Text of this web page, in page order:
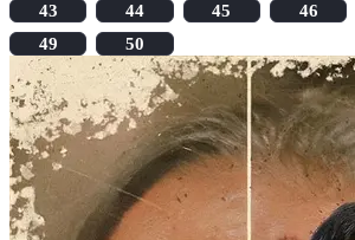
43
44 45 46
49
50